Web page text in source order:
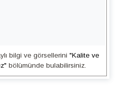
bilgi ve görsellerini "Kalite ve
bölümünde bulabilirsiniz.